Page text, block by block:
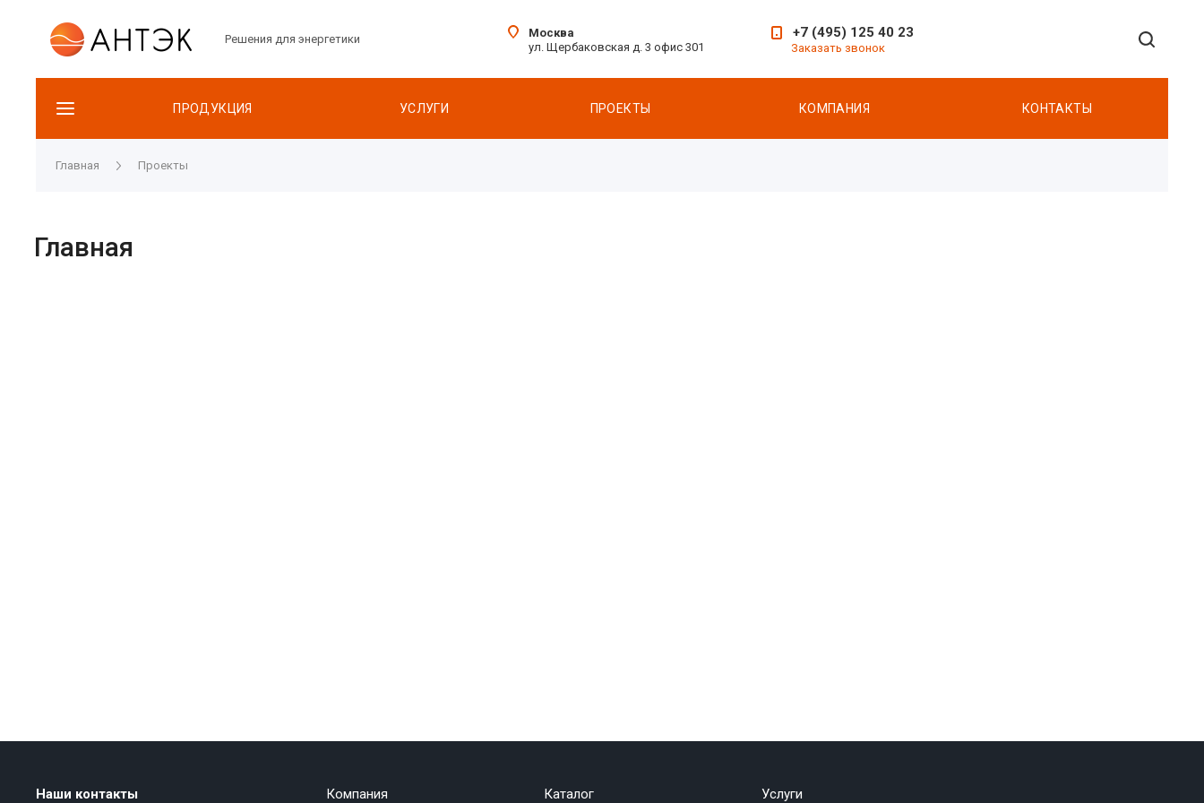
Решения для энергетики
Москва
ул. Щербаковская д. 3 офис 301
+7 (495) 125 40 23
Заказать звонок
ПРОДУКЦИЯ УСЛУГИ ПРОЕКТЫ КОМПАНИЯ КОНТАКТЫ
Главная Проекты
Главная
Наши контакты Компания Каталог Услуги